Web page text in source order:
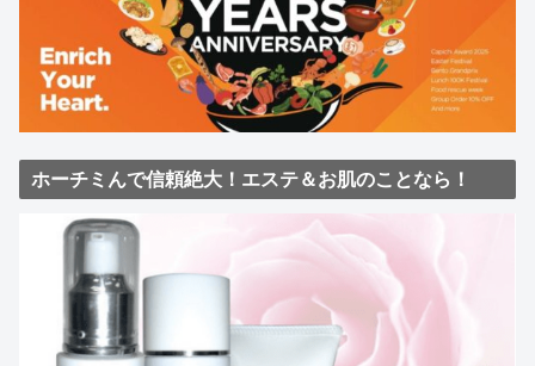
ホーチミんで信頼絶大！エステ＆お肌のことなら！